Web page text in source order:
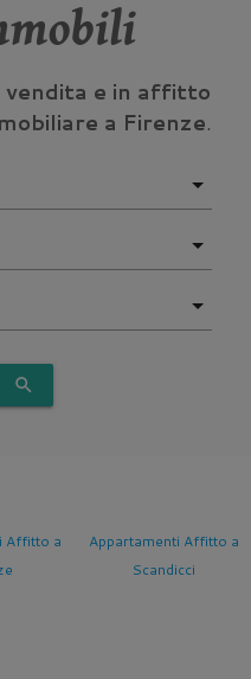
vendita e in affitto
a Firenze.
search
Affitto a
Appartamenti Affitto a
Scandicci